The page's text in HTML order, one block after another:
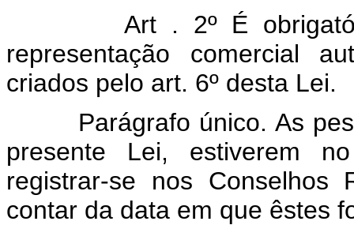
Art . 2º É
representação comercial
criados pelo art. 6º desta Lei.
Parágrafo único. As
presente Lei, estiverem
registrar-se nos
contar da data em que êstes